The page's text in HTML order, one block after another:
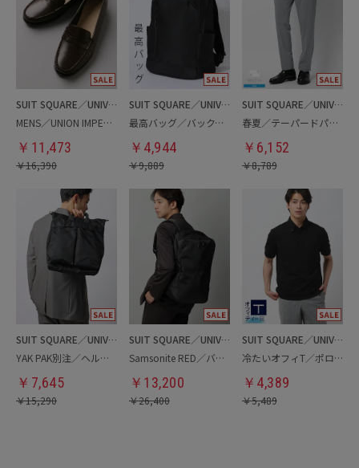
SUIT SQUARE／UNIVERSAL LANGUAGE
MENS／UNION IMPERIAL監修／コインローファー
￥ 11,473
￥16,390
SUIT SQUARE／UNIVERSAL LANGUAGE
最高バッグ／バックパック
￥ 4,944
￥9,889
SUIT SQUARE／UNIVERSAL LANGUAGE
春夏／テーパードパンツ
￥ 6,152
￥8,789
SUIT SQUARE／UNIVERSAL LANGUAGE
YAK PAK別注／ヘルメットバッグ
￥ 7,645
￥15,290
SUIT SQUARE／UNIVERSAL LANGUAGE
Samsonite RED／バックパック
￥ 13,200
￥26,400
SUIT SQUARE／UNIVERSAL LANGUAGE
冷たいオフィT／ポロシャツ
￥ 4,389
￥5,489